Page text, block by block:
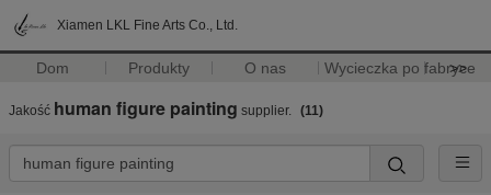
Xiamen LKL Fine Arts Co., Ltd.
Dom Produkty O nas Wycieczka po fabryce
>>
Jakość human figure painting supplier. (11)